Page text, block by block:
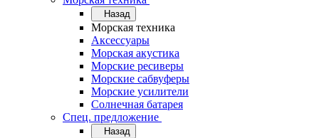
Назад
Морская техника
Аксессуары
Морская акустика
Морские ресиверы
Морские сабвуферы
Морские усилители
Солнечная батарея
Спец. предложение
Назад